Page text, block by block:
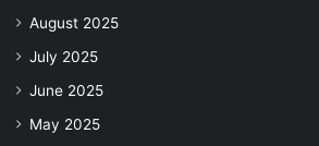
August 2025
July 2025
June 2025
May 2025